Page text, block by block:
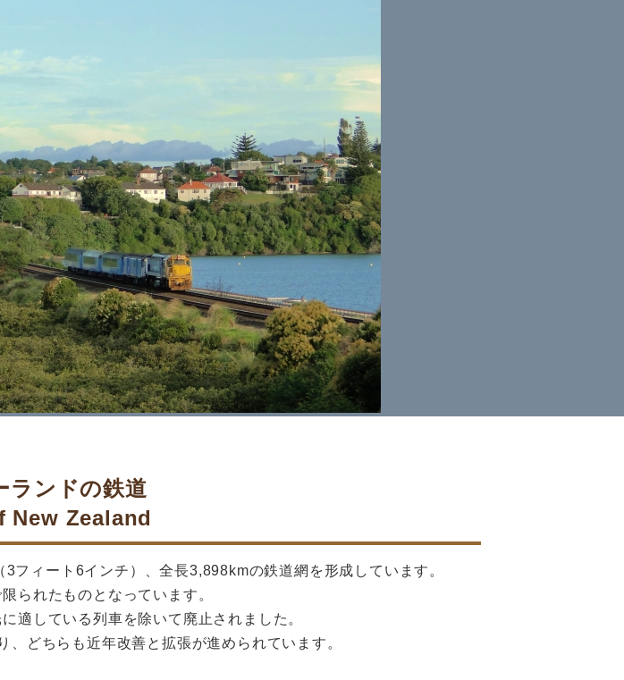
ランドの鉄道
New Zealand
ィート6インチ）、全長3,898kmの鉄道網を形成しています。
られたものとなっています。
適している列車を除いて廃止されました。
どちらも近年改善と拡張が進められています。